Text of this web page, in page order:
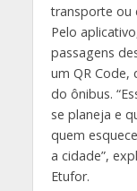
transporte ou
Pelo
passagens
um QR Code,
do ônibus.
se planeja e
quem
a cidade”,
Etufor.